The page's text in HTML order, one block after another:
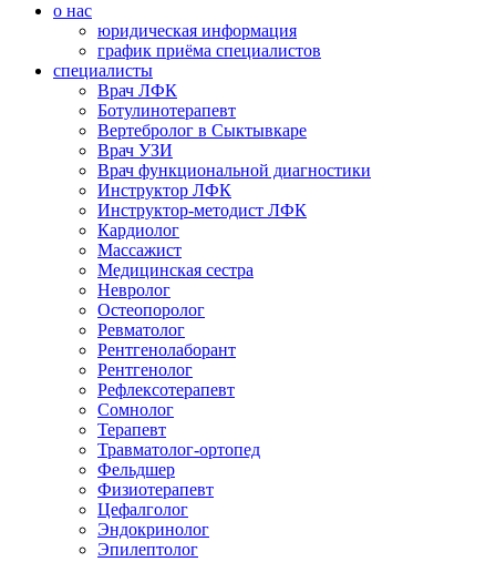
о нас
юридическая информация
график приёма специалистов
специалисты
Врач ЛФК
Ботулинотерапевт
Вертебролог в Сыктывкаре
Врач УЗИ
Врач функциональной диагностики
Инструктор ЛФК
Инструктор-методист ЛФК
Кардиолог
Массажист
Медицинская сестра
Невролог
Остеопоролог
Ревматолог
Рентгенолаборант
Рентгенолог
Рефлексотерапевт
Сомнолог
Терапевт
Травматолог-ортопед
Фельдшер
Физиотерапевт
Цефалголог
Эндокринолог
Эпилептолог